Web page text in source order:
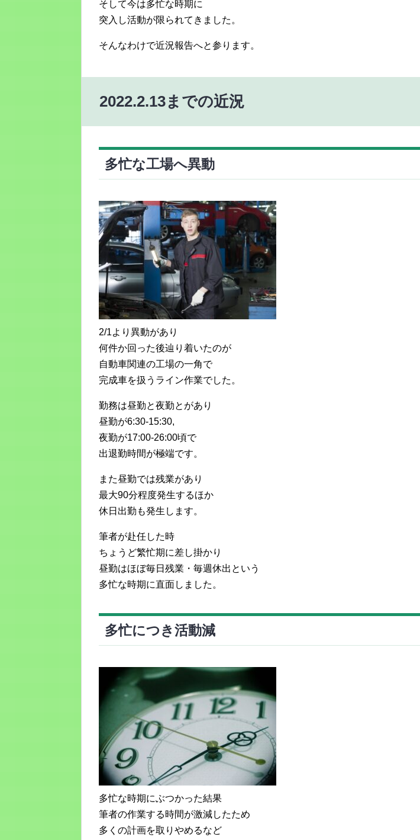
そして今は多忙な時期に
突入し活動が限られてきました。
そんなわけで近況報告へと参ります。
2022.2.13までの近況
多忙な工場へ異動
2/1より異動があり
何件か回った後辿り着いたのが
自動車関連の工場の一角で
完成車を扱うライン作業でした。
勤務は昼勤と夜勤とがあり
昼勤が6:30-15:30,
夜勤が17:00-26:00頃で
出退勤時間が極端です。
また昼勤では残業があり
最大90分程度発生するほか
休日出勤も発生します。
筆者が赴任した時
ちょうど繁忙期に差し掛かり
昼勤はほぼ毎日残業・毎週休出という
多忙な時期に直面しました。
多忙につき活動減
多忙な時期にぶつかった結果
筆者の作業する時間が激減したため
多くの計画を取りやめるなど